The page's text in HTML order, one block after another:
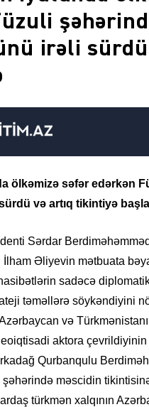
irəli
ölkəmizə səfər edərkən
və artıq tikintiyə
Sərdar
İlham Əliyevin mətbuata
sadəcə
təməllərə söykəndiyini
və
aktora
Qurbanqulu
məscidin
türkmən xalqının